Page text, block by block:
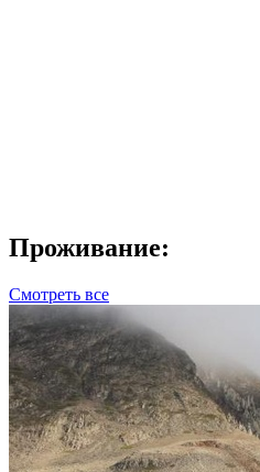
Проживание:
Смотреть все